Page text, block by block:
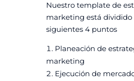
Nuestro template de
marketing está dividido
siguientes 4 puntos
Planeación de
marketing
Ejecución de